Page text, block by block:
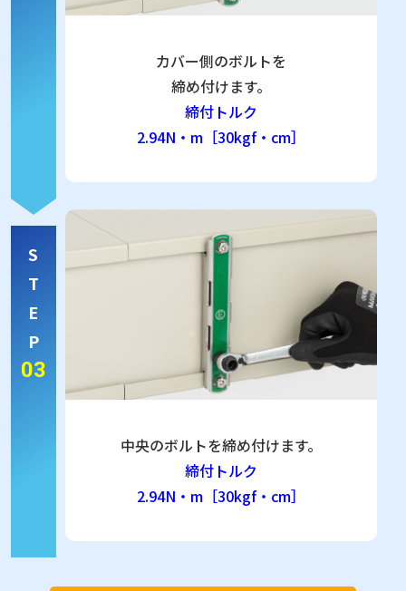
カバー側のボルトを
締め付けます。
締付トルク
2.94N・m［30kgf・cm］
S
T
E
P
03
中央のボルトを締め付けます。
締付トルク
2.94N・m［30kgf・cm］